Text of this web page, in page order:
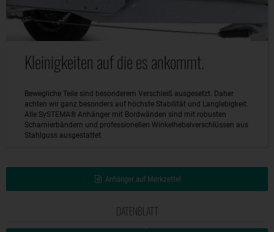
Kleinigkeiten auf die es ankommt.
Bewegliche Teile sind besonderem Verschleiß ausgesetzt. Daher
achten wir ganz besonders auf höchste Stabilität und Langlebigkeit.
Alle SySTEMA® Anhänger mit Bordwänden sind mit robusten
Scharnierbändern und professionellen Winkelhebelverschlüssen aus
Stahlguss ausgestattet.
Anhänger auf Merkzettel
DATENBLATT